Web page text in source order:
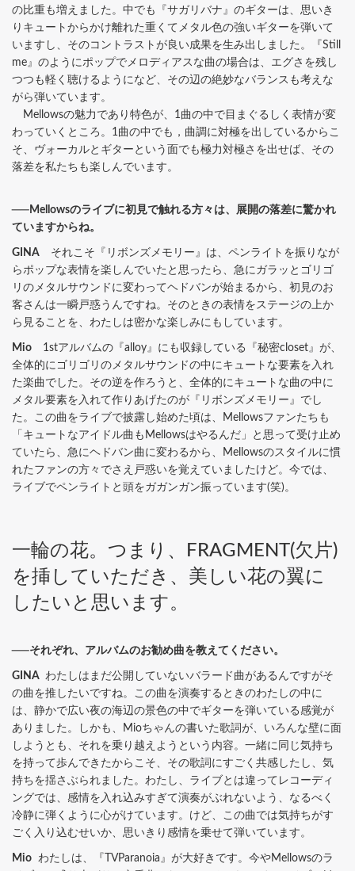
の比重も増えました。中でも『サガリバナ』のギターは、思いき
りキュートからかけ離れた重くてメタル色の強いギターを弾いて
いますし、そのコントラストが良い成果を生み出しました。『Still
me』のようにポップでメロディアスな曲の場合は、エグさを残し
つつも軽く聴けるようになど、その辺の絶妙なバランスも考えな
がら弾いています。
Mellowsの魅力であり特色が、1曲の中で目まぐるしく表情が変
わっていくところ。1曲の中でも，曲調に対極を出しているからこ
そ、ヴォーカルとギターという面でも極力対極さを出せば、その
落差を私たちも楽しんでいます。
──Mellowsのライブに初見で触れる方々は、展開の落差に驚かれ
ていますからね。
GINA それこそ『リボンズメモリー』は、ペンライトを振りなが
らポップな表情を楽しんでいたと思ったら、急にガラッとゴリゴ
リのメタルサウンドに変わってヘドバンが始まるから、初見のお
客さんは一瞬戸惑うんですね。そのときの表情をステージの上か
ら見ることを、わたしは密かな楽しみにもしています。
Mio 1stアルバムの『alloy』にも収録している『秘密closet』が、
全体的にゴリゴリのメタルサウンドの中にキュートな要素を入れ
た楽曲でした。その逆を作ろうと、全体的にキュートな曲の中に
メタル要素を入れて作りあげたのが『リボンズメモリー』でし
た。この曲をライブで披露し始めた頃は、Mellowsファンたちも
「キュートなアイドル曲もMellowsはやるんだ」と思って受け止め
ていたら、急にヘドバン曲に変わるから、Mellowsのスタイルに慣
れたファンの方々でさえ戸惑いを覚えていましたけど。今では、
ライブでペンライトと頭をガガンガン振っています(笑)。
一輪の花。つまり、FRAGMENT(欠片)
を挿していただき、美しい花の翼に
したいと思います。
──それぞれ、アルバムのお勧め曲を教えてください。
GINA わたしはまだ公開していないバラード曲があるんですがそ
の曲を推したいですね。この曲を演奏するときのわたしの中に
は、静かで広い夜の海辺の景色の中でギターを弾いている感覚が
ありました。しかも、Mioちゃんの書いた歌詞が、いろんな壁に面
しようとも、それを乗り越えようという内容。一緒に同じ気持ち
を持って歩んできたからこそ、その歌詞にすごく共感したし、気
持ちを揺さぶられました。わたし、ライブとは違ってレコーディ
ングでは、感情を入れ込みすぎて演奏がぶれないよう、なるべく
冷静に弾くように心がけています。けど、この曲では気持ちがす
ごく入り込むせいか、思いきり感情を乗せて弾いています。
Mio わたしは、『TVParanoia』が大好きです。今やMellowsのラ